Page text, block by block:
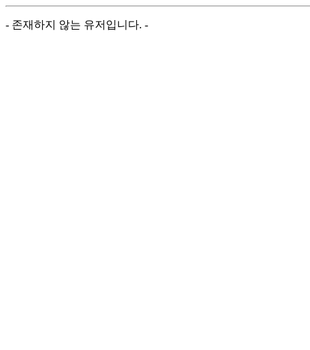
- 존재하지 않는 유저입니다. -